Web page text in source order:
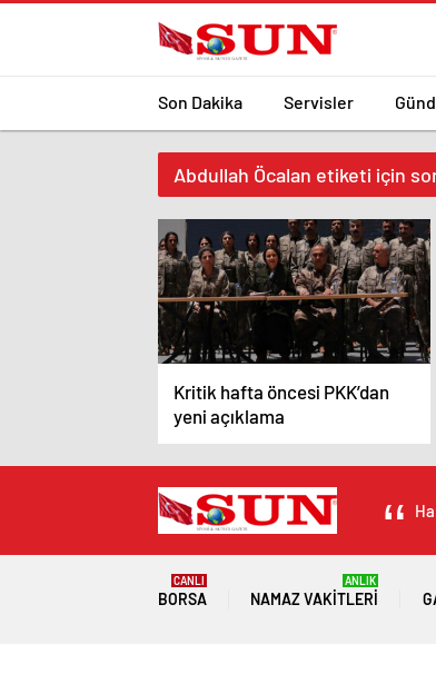
Son Dakika Servisler
Abdullah Öcalan etiketi için
Kritik hafta öncesi PKK’dan
yeni açıklama
BORSA
CANLI
NAMAZ VAKITLERI
ANLIK